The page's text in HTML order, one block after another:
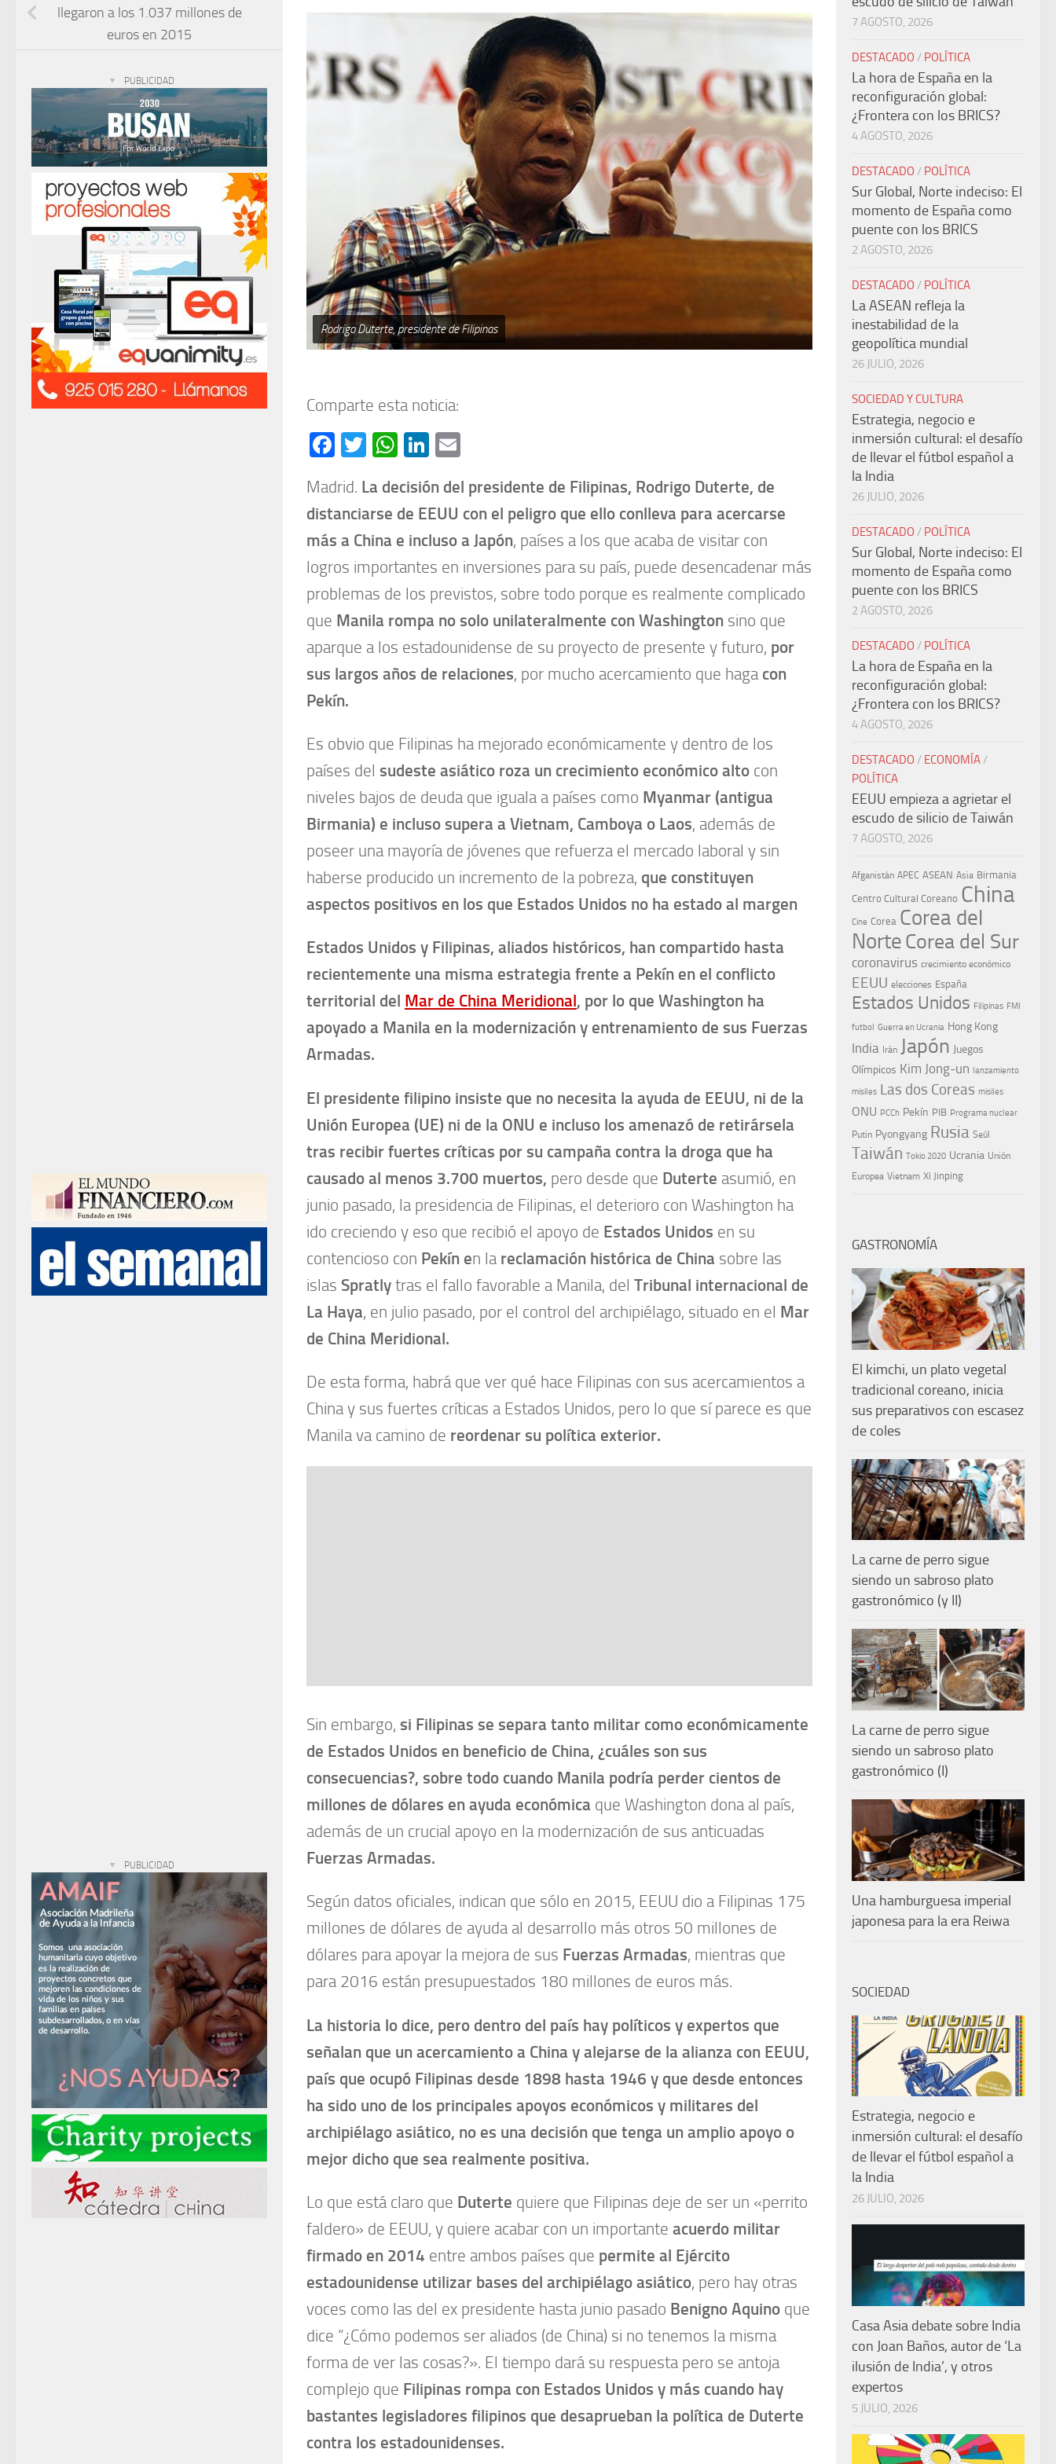
Rodrigo Duterte, presidente de Filipinas
Comparte esta noticia:
Facebook
Twitter
WhatsApp
LinkedIn
Madrid. La decisión del presidente de Filipinas, Rodrigo Duterte, de
distanciarse de EEUU con el peligro que ello conlleva para acercarse
más a China e incluso a Japón, países a los que acaba de visitar con
logros importantes en inversiones para su país, puede desencadenar más
problemas de los previstos, sobre todo porque es realmente complicado
que Manila rompa no solo unilateralmente con Washington sino que
aparque a los estadounidense de su proyecto de presente y futuro, por
sus largos años de relaciones, por mucho acercamiento que haga con
Pekín.
Es obvio que Filipinas ha mejorado económicamente y dentro de los
países del sudeste asiático roza un crecimiento económico alto con
niveles bajos de deuda que iguala a países como Myanmar (antigua
Birmania) e incluso supera a Vietnam, Camboya o Laos, además de
poseer una mayoría de jóvenes que refuerza el mercado laboral y sin
haberse producido un incremento de la pobreza, que constituyen
aspectos positivos en los que Estados Unidos no ha estado al margen
Estados Unidos y Filipinas, aliados históricos, han compartido hasta
recientemente una misma estrategia frente a Pekín en el conflicto
territorial del Mar de China Meridional, por lo que Washington ha
apoyado a Manila en la modernización y entrenamiento de sus Fuerzas
Armadas.
El presidente filipino insiste que no necesita la ayuda de EEUU, ni de la
Unión Europea (UE) ni de la ONU e incluso los amenazó de retirársela
tras recibir fuertes críticas por su campaña contra la droga que ha
causado al menos 3.700 muertos, pero desde que Duterte asumió, en
junio pasado, la presidencia de Filipinas, el deterioro con Washington ha
ido creciendo y eso que recibió el apoyo de Estados Unidos en su
contencioso con Pekín en la reclamación histórica de China sobre las
islas Spratly tras el fallo favorable a Manila, del Tribunal internacional de
La Haya, en julio pasado, por el control del archipiélago, situado en el Mar
de China Meridional.
De esta forma, habrá que ver qué hace Filipinas con sus acercamientos a
China y sus fuertes críticas a Estados Unidos, pero lo que sí parece es que
Manila va camino de reordenar su política exterior.
Sin embargo, si Filipinas se separa tanto militar como económicamente
de Estados Unidos en beneficio de China, ¿cuáles son sus
consecuencias?, sobre todo cuando Manila podría perder cientos de
millones de dólares en ayuda económica que Washington dona al país,
además de un crucial apoyo en la modernización de sus anticuadas
Fuerzas Armadas.
Según datos oficiales, indican que sólo en 2015, EEUU dio a Filipinas 175
millones de dólares de ayuda al desarrollo más otros 50 millones de
dólares para apoyar la mejora de sus Fuerzas Armadas, mientras que
para 2016 están presupuestados 180 millones de euros más.
La historia lo dice, pero dentro del país hay políticos y expertos que
señalan que un acercamiento a China y alejarse de la alianza con EEUU,
país que ocupó Filipinas desde 1898 hasta 1946 y que desde entonces
ha sido uno de los principales apoyos económicos y militares del
archipiélago asiático, no es una decisión que tenga un amplio apoyo o
mejor dicho que sea realmente positiva.
Lo que está claro que Duterte quiere que Filipinas deje de ser un «perrito
faldero» de EEUU, y quiere acabar con un importante acuerdo militar
firmado en 2014 entre ambos países que permite al Ejército
estadounidense utilizar bases del archipiélago asiático, pero hay otras
voces como las del ex presidente hasta junio pasado Benigno Aquino que
dice “¿Cómo podemos ser aliados (de China) si no tenemos la misma
forma de ver las cosas?». El tiempo dará su respuesta pero se antoja
complejo que Filipinas rompa con Estados Unidos y más cuando hay
bastantes legisladores filipinos que desaprueban la política de Duterte
contra los estadounidenses.
llegaron a los 1.037 millones de
euros en 2015
PUBLICIDAD
PUBLICIDAD
7 AGOSTO, 2026
DESTACADO / POLÍTICA
La hora de España en la
reconfiguración global:
¿Frontera con los BRICS?
4 AGOSTO, 2026
DESTACADO / POLÍTICA
Sur Global, Norte indeciso: El
momento de España como
puente con los BRICS
2 AGOSTO, 2026
DESTACADO / POLÍTICA
La ASEAN refleja la
inestabilidad de la
geopolítica mundial
26 JULIO, 2026
SOCIEDAD Y CULTURA
Estrategia, negocio e
inmersión cultural: el desafío
de llevar el fútbol español a
la India
26 JULIO, 2026
DESTACADO / POLÍTICA
Sur Global, Norte indeciso: El
momento de España como
puente con los BRICS
2 AGOSTO, 2026
DESTACADO / POLÍTICA
La hora de España en la
reconfiguración global:
¿Frontera con los BRICS?
4 AGOSTO, 2026
DESTACADO / ECONOMÍA/
POLÍTICA
EEUU empieza a agrietar el
escudo de silicio de Taiwán
7 AGOSTO, 2026
Afganistán APEC ASEAN Asia Birmania
Centro Cultural Coreano China
Cine Corea Corea del
NorteCorea del Sur
coronavirus crecimiento económico
EEUU elecciones España
Estados Unidos Filipinas FMI
futbol Guerra en Ucrania Hong Kong
India Irán Japón Juegos
Olímpicos Kim Jong-un lanzamiento
misiles Las dos Coreas misiles
ONU PCCh Pekín PIB Programa nuclear
Putin Pyongyang Rusia Seúl
Taiwán Tokio 2020 Ucrania Unión
Europea Vietnam Xi Jinping
GASTRONOMÍA
El kimchi, un plato vegetal
tradicional coreano, inicia
sus preparativos con escasez
de coles
La carne de perro sigue
siendo un sabroso plato
gastronómico (y II)
La carne de perro sigue
siendo un sabroso plato
gastronómico (I)
Una hamburguesa imperial
japonesa para la era Reiwa
SOCIEDAD
Estrategia, negocio e
inmersión cultural: el desafío
de llevar el fútbol español a
la India
26 JULIO, 2026
Casa Asia debate sobre India
con Joan Baños, autor de ‘La
ilusión de India’, y otros
expertos
5 JULIO, 2026